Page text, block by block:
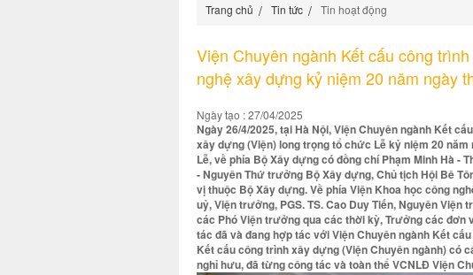
Trang chủ Tin tức Tin hoạt động
Viện Chuyên ngành Kết cấu công
nghệ xây dựng kỷ niệm 20 năm ngày
Ngày tạo : 27/04/2025
Ngày 26/4/2025, tại Hà Nội, Viện Chuyên ngành Kết
xây dựng (Viện) long trọng tổ chức Lễ kỷ niệm 20
Lễ, về phía Bộ Xây dựng có đồng chí Phạm Minh Hà -
- Nguyên Thứ trưởng Bộ Xây dựng, Chủ tịch Hội Bê
vị thuộc Bộ Xây dựng. Về phía Viện Khoa học công
uỷ, Viện trưởng, PGS. TS. Cao Duy Tiến, Nguyên
các Phó Viện trưởng qua các thời kỳ, Trưởng các
tác đã và đang hợp tác với Viện Chuyên ngành Kết
Kết cấu công trình xây dựng (Viện Chuyên ngành) có
nghỉ hưu, đã từng công tác và toàn thể VCNLĐ Viện